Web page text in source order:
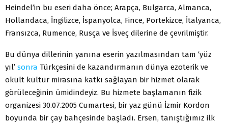
Heindel’in bu eseri daha önce; Arapça, Bulgarca, Almanca,
Hollandaca, İngilizce, İspanyolca, Fince, Portekizce, İtalyanca,
Fransızca, Rumence, Rusça ve İsveç dilerine de çevrilmiştir.
Bu dünya dillerinin yanına eserin yazılmasından tam ‘yüz
yıl’ sonra Türkçesini de kazandırmanın dünya ezoterik ve
okült kültür mirasına katkı sağlayan bir hizmet olarak
görüleceğinin ümidindeyiz. Bu hizmete başlamanın fizik
organizesi 30.07.2005 Cumartesi, bir yaz günü İzmir Kordon
boyunda bir çay bahçesinde başladı. Ersen, tanıştığımız ilk